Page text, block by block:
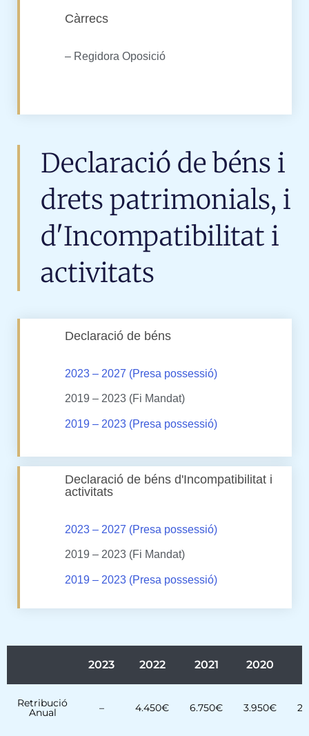
Càrrecs
– Regidora Oposició
Declaració de béns i
drets patrimonials, i
d'Incompatibilitat i
activitats
Declaració de béns
2023 – 2027 (Presa possessió)
2019 – 2023 (Fi Mandat)
2019 – 2023 (Presa possessió)
Declaració de béns d'Incompatibilitat i
activitats
2023 – 2027 (Presa possessió)
2019 – 2023 (Fi Mandat)
2019 – 2023 (Presa possessió)
2023 2022 2021 2020
Retribució
Anual – 4.450€ 6.750€ 3.950€